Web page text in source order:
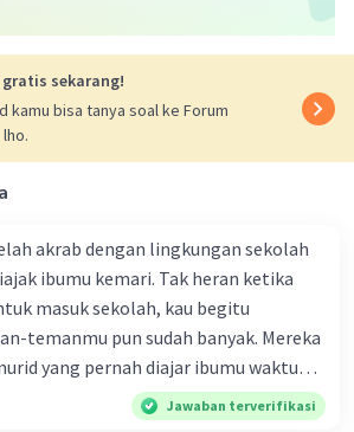
sekarang!
kamu bisa tanya soal ke Forum
akrab dengan lingkungan sekolah
ibumu kemari. Tak heran ketika
masuk sekolah, kau begitu
temanmu pun sudah banyak. Mereka
yang pernah diajar ibumu waktu
aku? Aku waktu itu baru saja pindah
kata bercetak tebal dalam kutipan
Jawaban terverifikasi